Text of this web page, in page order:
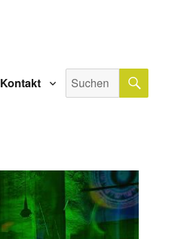
Kontakt
Suche
nach: